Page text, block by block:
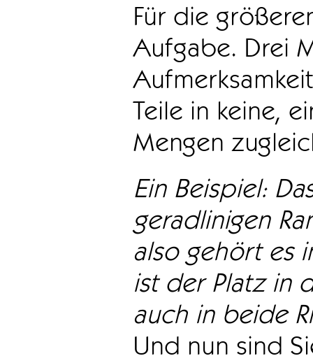
Für die
Aufgabe. Drei
Teile in keine,
Mengen
Ein Beispiel:
geradlinigen
also gehört es
ist der Platz in
auch in beide
Und nun sind